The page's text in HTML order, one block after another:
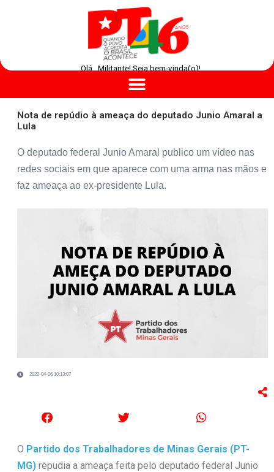
Olá , Militante! Seja bem-vinda(o)!
Nota de repúdio à ameaça do deputado Junio Amaral a
Lula
O deputado federal Junio Amaral publico um vídeo nas
redes sociais em que aparece com uma arma nas mãos e
faz ameaça ao ex-presidente Lula.
2022-04-06 10:13:07
O Partido dos Trabalhadores de Minas Gerais (PT-
MG)repudia a ameaça feita pelo deputado federal Junio